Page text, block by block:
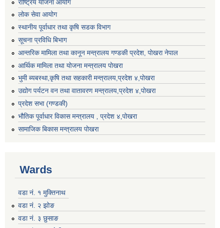
राष्ट्रिय योजना आयोग
लोक सेवा आयोग
स्थानीय पूर्वाधार तथा कृषि सडक विभाग
सूचना प्रविधि बिभाग
आन्तरिक मामिला तथा कानून मन्त्रालय गण्डकी प्रदेश, पाेखरा नेपाल
आर्थिक मामिला तथा योजना मन्त्रालय पोखरा
भुमी ब्यबस्था,कृषि तथा सहकारी मन्त्रालय,प्रदेश ४,पोखरा
उद्योग पर्यटन वन तथा वातावरण मन्त्रालय,प्रदेश ४,पोखरा
प्रदेश सभा (गण्डकी)
भौतिक पूर्वाधार विकास मन्त्रालय , प्रदेश ४,पोखरा
सामाजिक बिकास मन्त्रालय पोखरा
Wards
वडा नं. १ मुक्तिनाथ
वडा नं. २ झोङ
वडा नं. ३ छुसाङ